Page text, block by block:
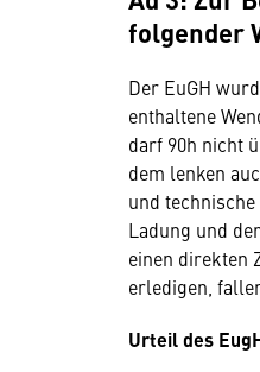
folgender
Der EuGH
enthaltene
darf 90h nicht
dem lenken
und
Ladung und
einen direkten
erledigen,
Urteil des